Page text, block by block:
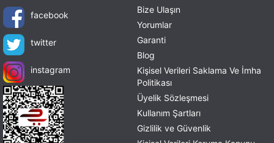
facebook
twitter
instagram
Bize Ulaşın
Yorumlar
Garanti
Blog
Kişisel Verileri Saklama Ve İmha
Politikası
Üyelik Sözleşmesi
Kullanım Şartları
Gizlilik ve Güvenlik